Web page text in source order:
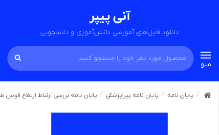
آنی پیپر
دانلود فایل‌های آموزشی دانش‌آموزی و دانشجویی
Toggle
navigation
منو
پایان نامه پایان نامه پیراپزشکی پایان نامه بررسی ارتباط ارتفاع